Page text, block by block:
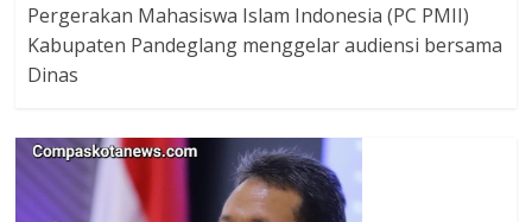
Pergerakan Mahasiswa Islam Indonesia (PC PMII)
Kabupaten Pandeglang menggelar audiensi bersama
Dinas